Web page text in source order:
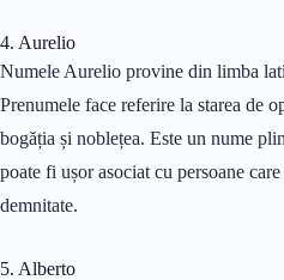
4. Aurelio
Numele Aurelio provine din limba
Prenumele face referire la starea de
bogăția și noblețea. Este un nume
poate fi ușor asociat cu persoane
demnitate.
5. Alberto